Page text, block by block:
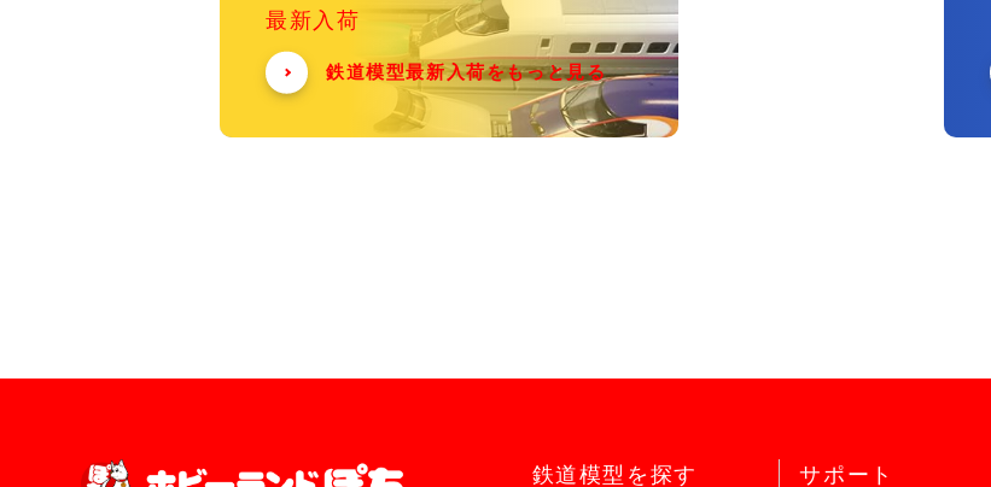
最新入荷
鉄道模型最新入荷をもっと見る
鉄道模型を探す サポート